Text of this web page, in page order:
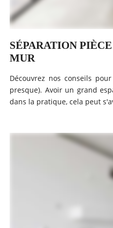
SÉPARATION
MUR
Découvrez nos conseils
presque). Avoir un grand
dans la pratique, cela peut